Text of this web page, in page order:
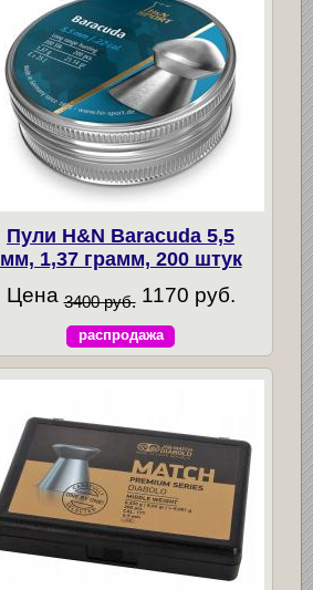
Пули H&N Baracuda 5,5
мм, 1,37 грамм, 200 штук
Цена 3400 руб. 1170 руб.
распродажа